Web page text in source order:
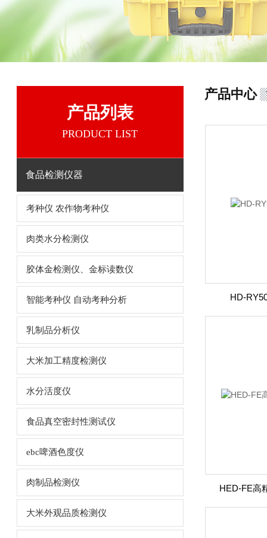
产品列表
PRODUCT LIST
食品检测仪器
考种仪 农作物考种仪
肉类水分检测仪
胶体金检测仪、金标读数仪
智能考种仪 自动考种分析
乳制品分析仪
大米加工精度检测仪
水分活度仪
食品真空密封性测试仪
ebc啤酒色度仪
肉制品检测仪
大米外观品质检测仪
产品中心
HD-
HED-FE高